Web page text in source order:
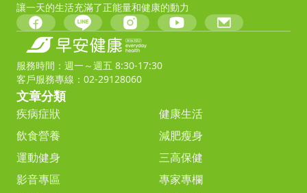
讓一天的生活充滿了正能量和健康的動力
服務時間：週一～週五 8:30-17:30
客戶服務專線：02-29128060
文章分類
疾病症狀
健康生活
飲食營養
減肥瘦身
運動健身
三高保健
影音專區
專家專欄